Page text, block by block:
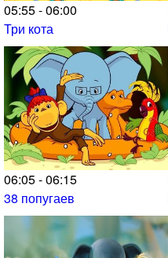
05:55 - 06:00
Три кота
06:05 - 06:15
38 попугаев